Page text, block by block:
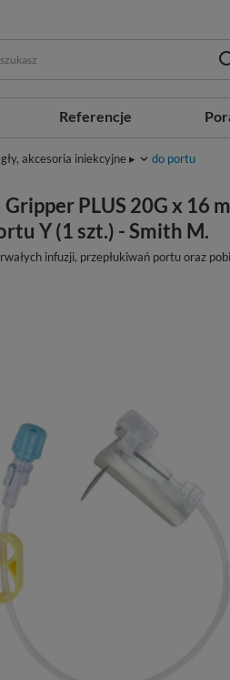
Referencje
akcesoria iniekcyjne ▸ do portu
Gripper PLUS 20G x 16
Y (1 szt.) - Smith M.
infuzji, przepłukiwań portu oraz